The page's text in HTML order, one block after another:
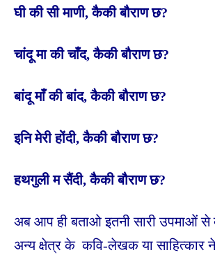
घी की सी माणी, कैकी बौराण छ?
चांदू मा की चाँद, कैकी बौराण छ?
बांदू माँ की बांद, कैकी बौराण छ?
इनि मेरी होंदी, कैकी बौराण छ?
हथगुली म सैंदी, कैकी बौराण छ?
अब आप ही बताओ इतनी सारी उपमाओं से
अन्य क्षेत्र के कवि-लेखक या साहित्कार